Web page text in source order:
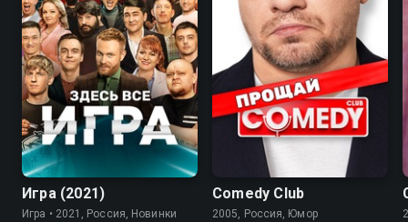
7.8
Игра (2021)
Игра • 2021, Россия, Новинки
Comedy Club
2005, Россия, Юмор